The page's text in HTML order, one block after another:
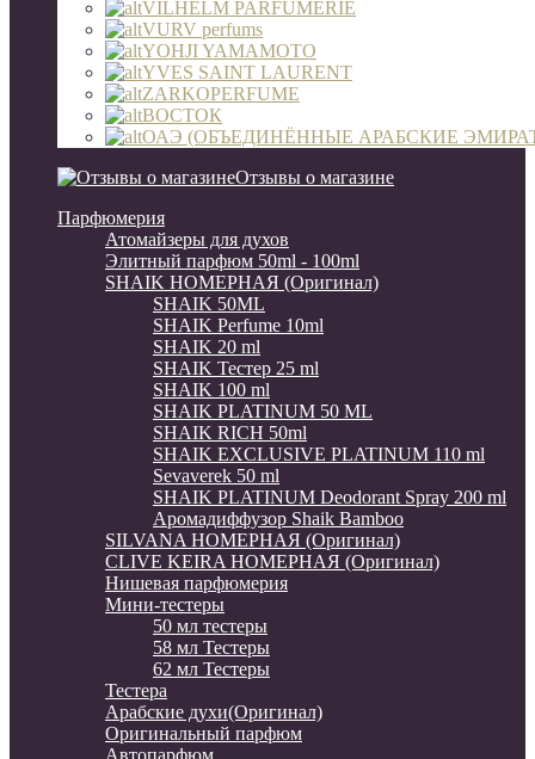
VILHELM PARFUMERIE
VURV perfums
YOHJI YAMAMOTO
YVES SAINT LAURENT
ZARKOPERFUME
ВОСТОК
ОАЭ (ОБЪЕДИНЁННЫЕ АРАБСКИЕ
Отзывы о магазине
Парфюмерия
Атомайзеры для духов
Элитный парфюм 50ml - 100ml
SHAIK НОМЕРНАЯ (Оригинал)
SHAIK 50ML
SHAIK Perfume 10ml
SHAIK 20 ml
SHAIK Тестер 25 ml
SHAIK 100 ml
SHAIK PLATINUM 50 ML
SHAIK RICH 50ml
SHAIK EXCLUSIVE PLATINUM 110 ml
Sevaverek 50 ml
SHAIK PLATINUM Deodorant Spray 200 ml
Аромадиффузор Shaik Bamboo
SILVANA НОМЕРНАЯ (Оригинал)
CLIVE KEIRA НОМЕРНАЯ (Оригинал)
Нишевая парфюмерия
Мини-тестеры
50 мл тестеры
58 мл Тестеры
62 мл Тестеры
Тестера
Арабские духи(Оригинал)
Оригинальный парфюм
Автопарфюм